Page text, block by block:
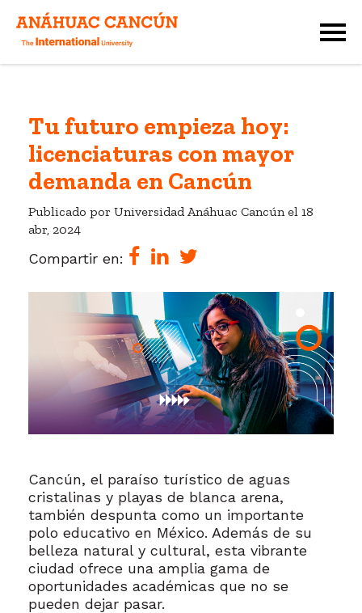
Tu futuro empieza hoy:
licenciaturas con mayor
demanda en Cancún
Publicado por Universidad Anáhuac Cancún el 18
abr, 2024
Compartir en:
Cancún, el paraíso turístico de aguas
cristalinas y playas de blanca arena,
también despunta como un importante
polo educativo en México. Además de su
belleza natural y cultural, esta vibrante
ciudad ofrece una amplia gama de
oportunidades académicas que no se
pueden dejar pasar.